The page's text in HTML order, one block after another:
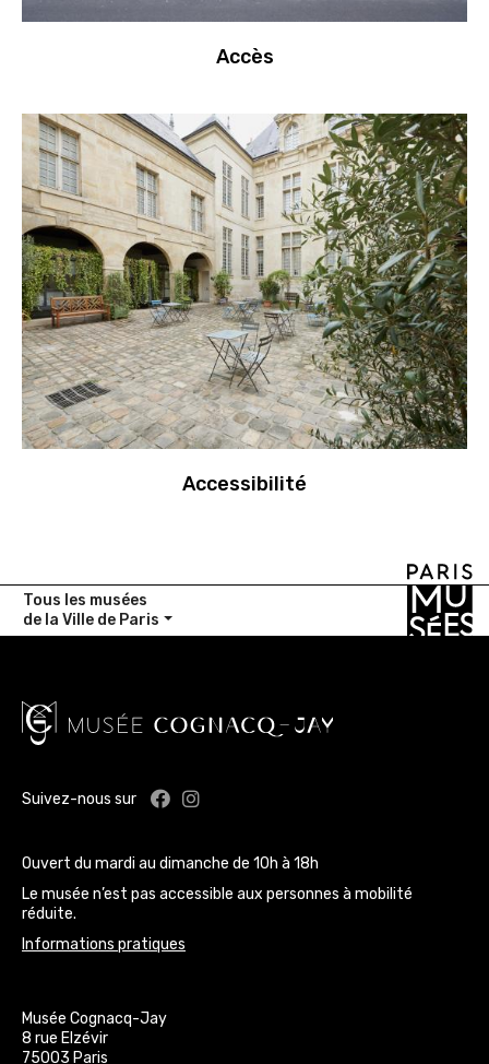
Accès
Accessibilité
Tous les musées
de la Ville de Paris
Suivez-nous sur Facebook : Musée Cognacq-Jay
Instagram : Musée Cognacq-
Ouvert du mardi au dimanche de 10h à 18h
Le musée n’est pas accessible aux personnes à mobilité
réduite.
Informations pratiques
Musée Cognacq-Jay
8 rue Elzévir
75003 Paris